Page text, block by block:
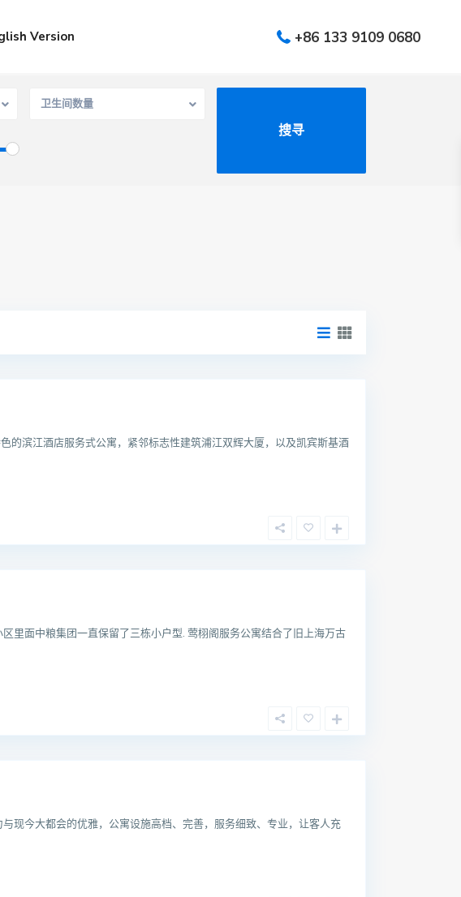
+86 133 9109 0680
Version
卫生间数量
的滨江酒店服务式公寓，紧邻标志性建筑浦江双辉大厦，以及凯宾斯基酒
里面中粮集团一直保留了三栋小户型. 莺栩阁服务公寓结合了旧上海万古
现今大都会的优雅，公寓设施高档、完善，服务细致、专业，让客人充